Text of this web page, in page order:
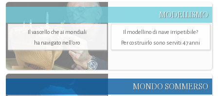
MODELLISMO
Il vascello che ai mondiali
ha navigato nell’oro
Il modellino di nave irripetibile?
Per costruirlo sono serviti 47 anni
MONDO SOMMERSO